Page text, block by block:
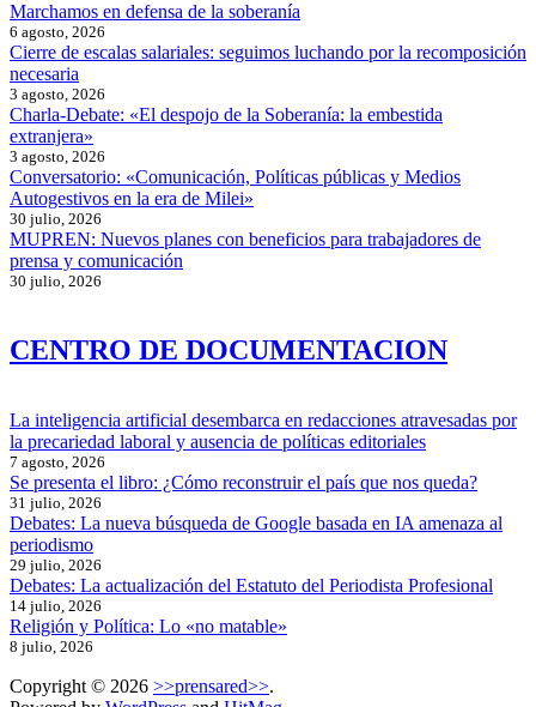
Marchamos en defensa de la soberanía
6 agosto, 2026
Cierre de escalas salariales: seguimos luchando por la recomposición
necesaria
3 agosto, 2026
Charla-Debate: «El despojo de la Soberanía: la embestida
extranjera»
3 agosto, 2026
Conversatorio: «Comunicación, Políticas públicas y Medios
Autogestivos en la era de Milei»
30 julio, 2026
MUPREN: Nuevos planes con beneficios para trabajadores de
prensa y comunicación
30 julio, 2026
CENTRO DE DOCUMENTACION
La inteligencia artificial desembarca en redacciones atravesadas por
la precariedad laboral y ausencia de políticas editoriales
7 agosto, 2026
Se presenta el libro: ¿Cómo reconstruir el país que nos queda?
31 julio, 2026
Debates: La nueva búsqueda de Google basada en IA amenaza al
periodismo
29 julio, 2026
Debates: La actualización del Estatuto del Periodista Profesional
14 julio, 2026
Religión y Política: Lo «no matable»
8 julio, 2026
Copyright © 2026 >>prensared>>.